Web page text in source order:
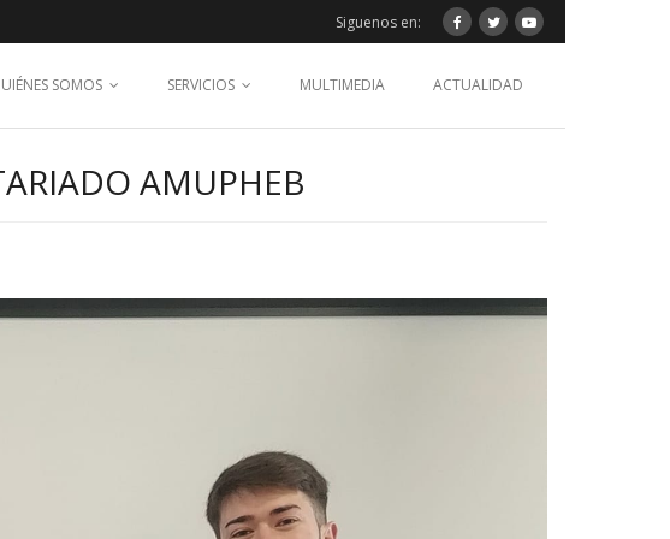
Siguenos en:
SOMOS SERVICIOS MULTIMEDIA ACTUALIDAD
AMUPHEB